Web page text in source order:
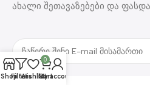
ახალი შეთავაზებები და
ShopFilters
Wishlist
0
Cart
My account